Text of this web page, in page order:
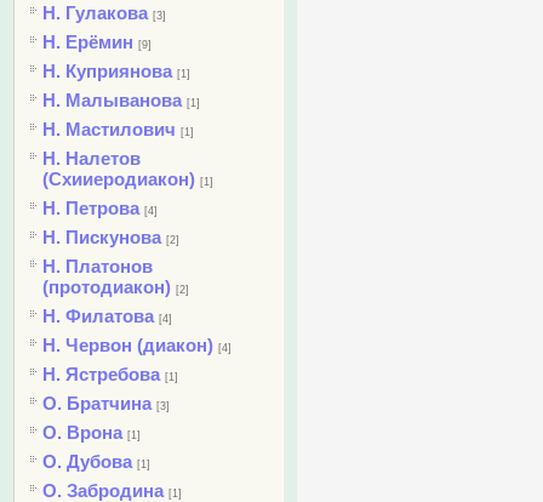
Н. Гулакова [3]
Н. Ерёмин [9]
Н. Куприянова [1]
Н. Малыванова [1]
Н. Мастилович [1]
Н. Налетов
(Схииеродиакон) [1]
Н. Петрова [4]
Н. Пискунова [2]
Н. Платонов
(протодиакон) [2]
Н. Филатова [4]
Н. Червон (диакон) [4]
Н. Ястребова [1]
О. Братчина [3]
О. Врона [1]
О. Дубова [1]
О. Забродина [1]